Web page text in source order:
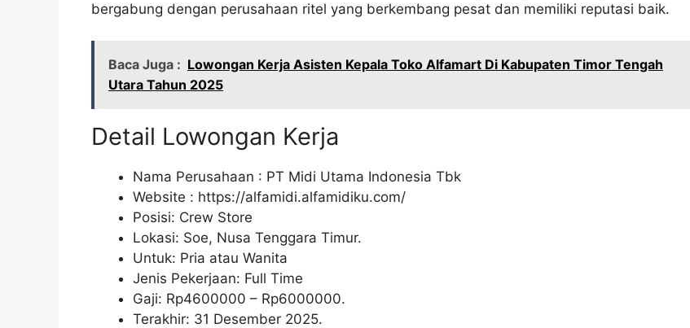
bergabung dengan perusahaan ritel yang berkembang pesat dan memiliki reputasi baik.
Baca Juga : Lowongan Kerja Asisten Kepala Toko Alfamart Di Kabupaten Timor Tengah
Utara Tahun 2025
Detail Lowongan Kerja
Nama Perusahaan : PT Midi Utama Indonesia Tbk
Website : https://alfamidi.alfamidiku.com/
Posisi: Crew Store
Lokasi: Soe, Nusa Tenggara Timur.
Untuk: Pria atau Wanita
Jenis Pekerjaan: Full Time
Gaji: Rp4600000 – Rp6000000.
Terakhir: 31 Desember 2025.